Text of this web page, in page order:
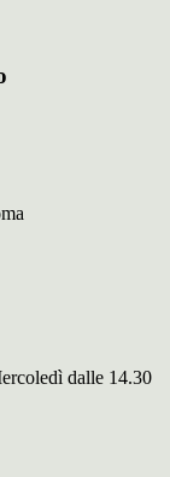
dalle 14.30